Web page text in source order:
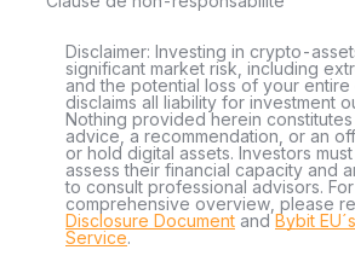
Disclaimer: Investing in crypto-
significant market risk, including
and the potential loss of your entire
disclaims all liability for investment
Nothing provided herein constitutes
advice, a recommendation, or an
or hold digital assets. Investors
assess their financial capacity and
to consult professional advisors.
comprehensive overview, please
Disclosure Document andBybit
Service.